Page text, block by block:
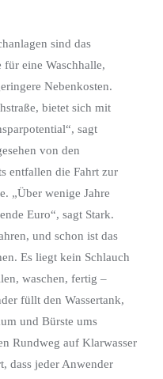
sind das
eine Waschhalle,
Nebenkosten.
bietet sich mit
sagt
von den
entfallen die Fahrt zur
„Über wenige Jahre
Euro“, sagt Stark.
und schon ist das
Es liegt kein Schlauch
waschen, fertig –
füllt den Wassertank,
und Bürste ums
Rundweg auf Klarwasser
dass jeder Anwender